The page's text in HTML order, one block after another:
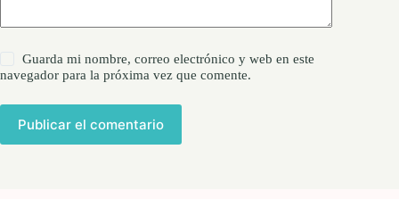
Guarda mi nombre, correo electrónico y web en este
navegador para la próxima vez que comente.
Publicar el comentario